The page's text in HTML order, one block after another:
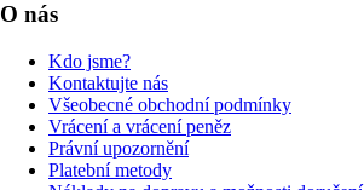
O nás
Kdo jsme?
Kontaktujte nás
Všeobecné obchodní podmínky
Vrácení a vrácení peněz
Právní upozornění
Platební metody